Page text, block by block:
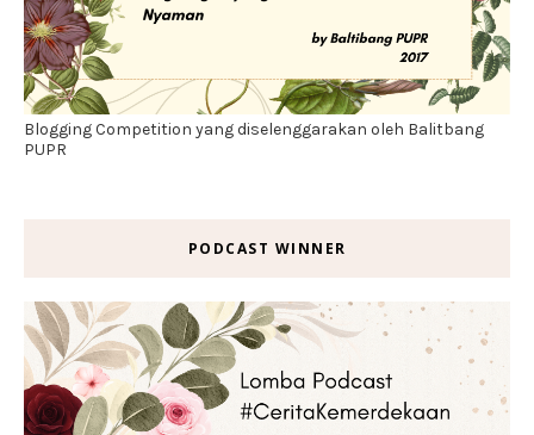
Blogging Competition yang diselenggarakan oleh Balitbang
PUPR
PODCAST WINNER